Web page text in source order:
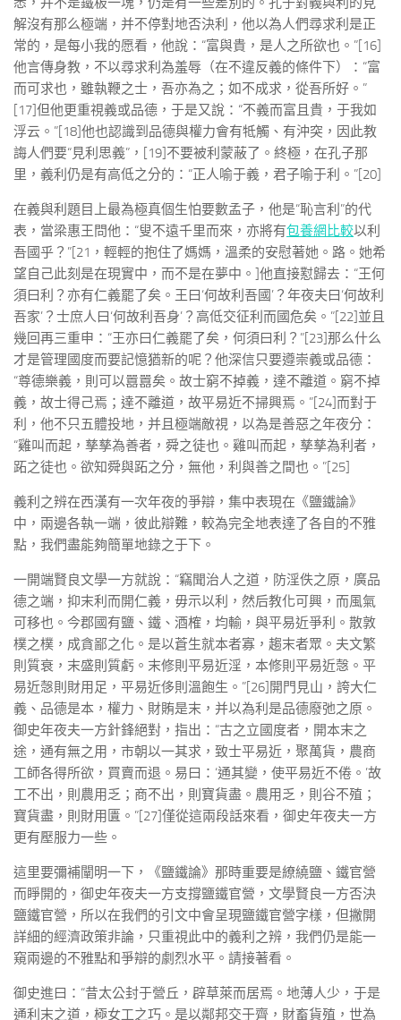
解沒有那么極端，并不停對地否決利，他以為人們尋求利是正
常的，是每小我的愿看，他說：“富與貴，是人之所欲也。”[16]
他言傳身教，不以尋求利為羞辱（在不違反義的條件下）：“富
而可求也，雖執鞭之士，吾亦為之；如不成求，從吾所好。”
[17]但他更重視義或品德，于是又說：“不義而富且貴，于我如
浮云。”[18]他也認識到品德與權力會有牴觸、有沖突，因此教
誨人們要“見利思義”，[19]不要被利蒙蔽了。終極，在孔子那
里，義利仍是有高低之分的：“正人喻于義，君子喻于利。”[20]
在義與利題目上最為極真個生怕要數孟子，他是“恥言利”的代
表，當梁惠王問他：“叟不遠千里而來，亦將有包養網比較以利
吾國乎？”[21，輕輕的抱住了媽媽，溫柔的安慰著她。路。她希
望自己此刻是在現實中，而不是在夢中。]他直接懟歸去：“王何
須曰利？亦有仁義罷了矣。王曰‘何故利吾國’？年夜夫曰‘何故利
吾家’？士庶人曰‘何故利吾身’？高低交征利而國危矣。”[22]並且
幾回再三重申：“王亦曰仁義罷了矣，何須曰利？”[23]那么什么
才是管理國度而要記憶猶新的呢？他深信只要遵崇義或品德：
“尊德樂義，則可以囂囂矣。故士窮不掉義，達不離道。窮不掉
義，故士得己焉；達不離道，故平易近不掃興焉。”[24]而對于
利，他不只五體投地，并且極端敵視，以為是善惡之年夜分：
“雞叫而起，孳孳為善者，舜之徒也。雞叫而起，孳孳為利者，
跖之徒也。欲知舜與跖之分，無他，利與善之間也。”[25]
義利之辨在西漢有一次年夜的爭辯，集中表現在《鹽鐵論》
中，兩邊各執一端，彼此辯難，較為完全地表達了各自的不雅
點，我們盡能夠簡單地錄之于下。
一開端賢良文學一方就說：“竊聞治人之道，防淫佚之原，廣品
德之端，抑末利而開仁義，毋示以利，然后教化可興，而風氣
可移也。今郡國有鹽、鐵、酒榷，均輸，與平易近爭利。散敦
樸之樸，成貪鄙之化。是以蒼生就本者寡，趨末者眾。夫文繁
則質衰，末盛則質虧。末修則平易近淫，本修則平易近愨。平
易近愨則財用足，平易近侈則溫飽生。”[26]開門見山，誇大仁
義、品德是本，權力、財賄是末，并以為利是品德廢弛之原。
御史年夜夫一方針鋒絕對，指出：“古之立國度者，開本末之
途，通有無之用，市朝以一其求，致士平易近，聚萬貨，農商
工師各得所欲，買賣而退。易曰：‘通其變，使平易近不倦。’故
工不出，則農用乏；商不出，則寶貨盡。農用乏，則谷不殖；
寶貨盡，則財用匱。”[27]僅從這兩段話來看，御史年夜夫一方
更有壓服力一些。
這里要彌補闡明一下，《鹽鐵論》那時重要是繚繞鹽、鐵官營
而睜開的，御史年夜夫一方支撐鹽鐵官營，文學賢良一方否決
鹽鐵官營，所以在我們的引文中會呈現鹽鐵官營字樣，但撇開
詳細的經濟政策非論，只重視此中的義利之辨，我們仍是能一
窺兩邊的不雅點和爭辯的劇烈水平。請接著看。
御史進曰：“昔太公封于營丘，辟草萊而居焉。地薄人少，于是
通利末之道，極女工之巧。是以鄰邦交于齊，財畜貨殖，世為